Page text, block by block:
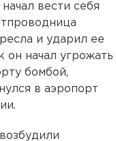
вести себя
и ударил ее
он начал угрожать
бомбой,
в аэропорт